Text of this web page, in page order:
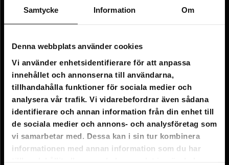
Samtycke Information Om
Denna webbplats använder cookies
Vi använder enhetsidentifierare för att anpassa
innehållet och annonserna till användarna,
tillhandahålla funktioner för sociala medier och
analysera vår trafik. Vi vidarebefordrar även sådana
identifierare och annan information från din enhet till
de sociala medier och annons- och analysföretag som
vi samarbetar med. Dessa kan i sin tur kombinera
informationen med annan information som du har
FAQ - Vanliga frågor
Leverans
Returer
Reklamationer
Kontakta oss
Online kundtjänst: